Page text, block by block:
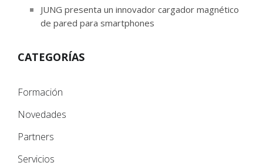
JUNG presenta un innovador cargador magnético
de pared para smartphones
CATEGORÍAS
Formación
Novedades
Partners
Servicios